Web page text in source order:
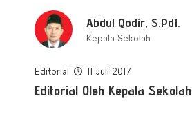
Abdul Qodir, S.PdI.
Kepala Sekolah
Editorial 11 Juli 2017
Editorial Oleh Kepala Sekolah